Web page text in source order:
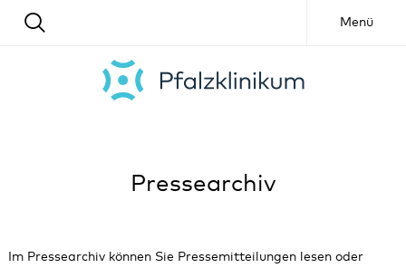
Menü
Pressearchiv
Im Pressearchiv können Sie Pressemitteilungen lesen oder